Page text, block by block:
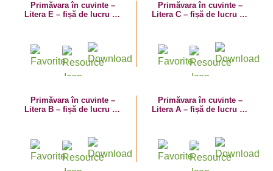
Primăvara în cuvinte –
Litera E – fișă de lucru cu
Primăvara în cuvinte –
Litera C – fișă de lucru cu
Primăvara în cuvinte –
Litera B – fișă de lucru cu
Primăvara în cuvinte –
Litera A – fișă de lucru cu